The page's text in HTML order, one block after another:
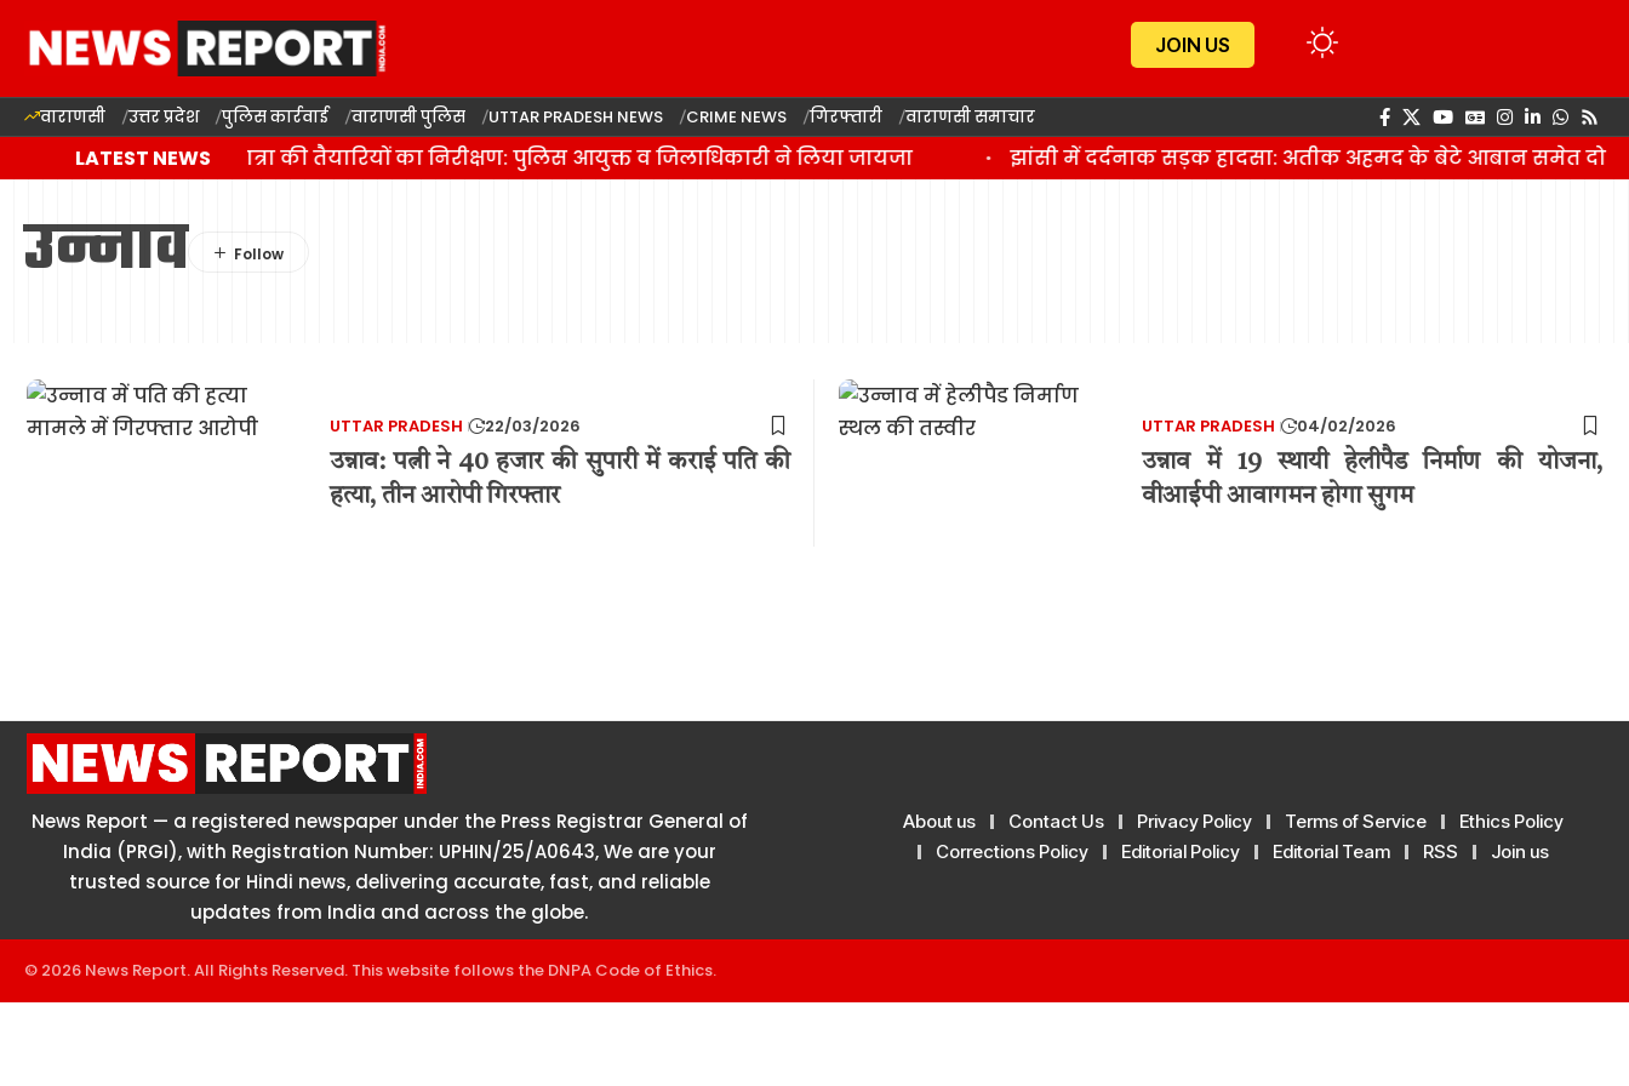
JOIN US
वाराणसी उत्तर प्रदेश पुलिस कार्रवाई वाराणसी पुलिस UTTAR PRADESH NEWS CRIME NEWS गिरफ्तारी वाराणसी समाचार
LATEST NEWS
वाराणसी में कांवड़ यात्रा की तैयारियों का निरीक्षण: पुलिस आयुक्त व जिलाधिकारी ने लिया जायजा झांसी में दर्दनाक सड़क हादसा: अतीक अहमद के बेटे आबान समेत दो
उन्नाव
UTTAR PRADESH 22/03/2026
उन्नाव: पत्नी ने 40 हजार की सुपारी में कराई पति की
हत्या, तीन आरोपी गिरफ्तार
UTTAR PRADESH 04/02/2026
उन्नाव में 19 स्थायी हेलीपैड निर्माण की योजना,
वीआईपी आवागमन होगा सुगम
News Report — a registered newspaper under the Press Registrar General of
India (PRGI), with Registration Number: UPHIN/25/A0643, We are your
trusted source for Hindi news, delivering accurate, fast, and reliable
updates from India and across the globe.
About us Contact Us Privacy Policy Terms of Service
Ethics Policy
Corrections Policy
Editorial Policy Editorial Team RSS Join us
© 2026 News Report. All Rights Reserved. This website follows the DNPA Code of Ethics.